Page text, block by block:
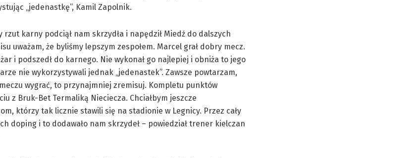
„jedenastkę”, Kamil Zapolnik.
rzut karny podciął nam skrzydła i napędził Miedź do dalszych
uważam, że byliśmy lepszym zespołem. Marcel grał dobry mecz.
i podszedł do karnego. Nie wykonał go najlepiej i obniża to jego
nie wykorzystywali jednak „jedenastek”. Zawsze powtarzam,
wygrać, to przynajmniej zremisuj. Kompletu punktów
z Bruk-Bet Termaliką Nieciecza. Chciałbym jeszcze
którzy tak licznie stawili się na stadionie w Legnicy. Przez cały
doping i to dodawało nam skrzydeł – powiedział trener kielczan